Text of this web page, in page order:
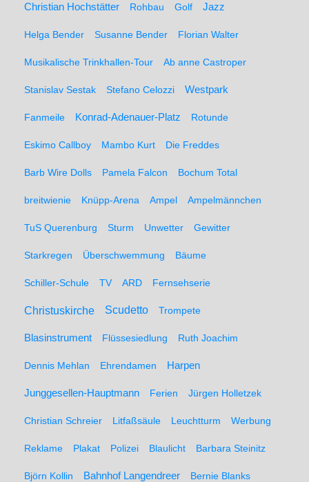
Christian Hochstätter Rohbau Golf Jazz
Helga Bender Susanne Bender Florian Walter
Musikalische Trinkhallen-Tour Ab anne Castroper
Stanislav Sestak Stefano Celozzi Westpark
Fanmeile Konrad-Adenauer-Platz Rotunde
Eskimo Callboy Mambo Kurt Die Freddes
Barb Wire Dolls Pamela Falcon Bochum Total
breitwienie Knüpp-Arena Ampel Ampelmännchen
TuS Querenburg Sturm Unwetter Gewitter
Starkregen Überschwemmung Bäume
Schiller-Schule TV ARD Fernsehserie
Christuskirche Scudetto Trompete
Blasinstrument Flüssesiedlung Ruth Joachim
Dennis Mehlan Ehrendamen Harpen
Junggesellen-Hauptmann Ferien Jürgen Holletzek
Christian Schreier Litfaßsäule Leuchtturm Werbung
Reklame Plakat Polizei Blaulicht Barbara Steinitz
Björn Kollin Bahnhof Langendreer Bernie Blanks